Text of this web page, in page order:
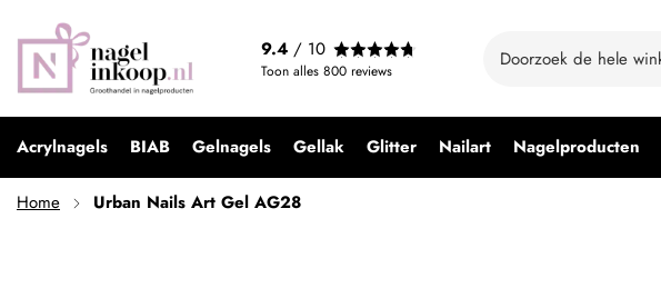
9.4 / 10
Toon alles 800 reviews
Acrylnagels BIAB Gelnagels Gellak Glitter Nailart Nagelproducten
Home Urban Nails Art Gel AG28
€ 9,99